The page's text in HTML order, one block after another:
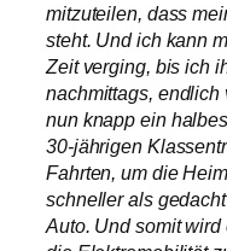
mitzuteilen, dass
steht. Und ich kann
Zeit verging, bis ich
nachmittags, endlich
nun knapp ein
30-jährigen
Fahrten, um die
schneller als
Auto. Und somit